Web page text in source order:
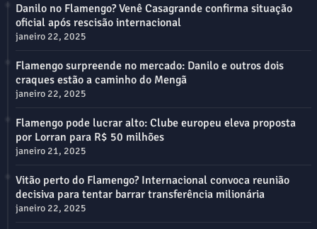
Danilo no Flamengo? Venê Casagrande confirma situação
oficial após rescisão internacional
janeiro 22, 2025
Flamengo surpreende no mercado: Danilo e outros dois
craques estão a caminho do Mengã
janeiro 22, 2025
Flamengo pode lucrar alto: Clube europeu eleva proposta
por Lorran para R$ 50 milhões
janeiro 21, 2025
Vitão perto do Flamengo? Internacional convoca reunião
decisiva para tentar barrar transferência milionária
janeiro 22, 2025